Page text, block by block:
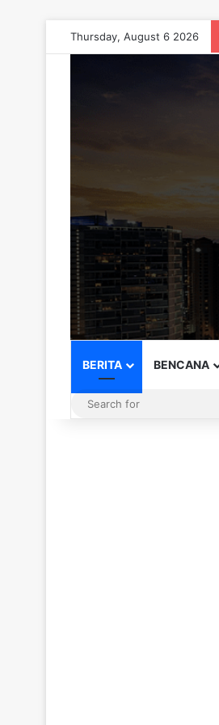
Thursday, August 6 2026
BERITA BENCANA